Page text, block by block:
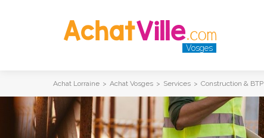
Vosges
Achat Lorraine > Achat Vosges > Services > Construction & BTP